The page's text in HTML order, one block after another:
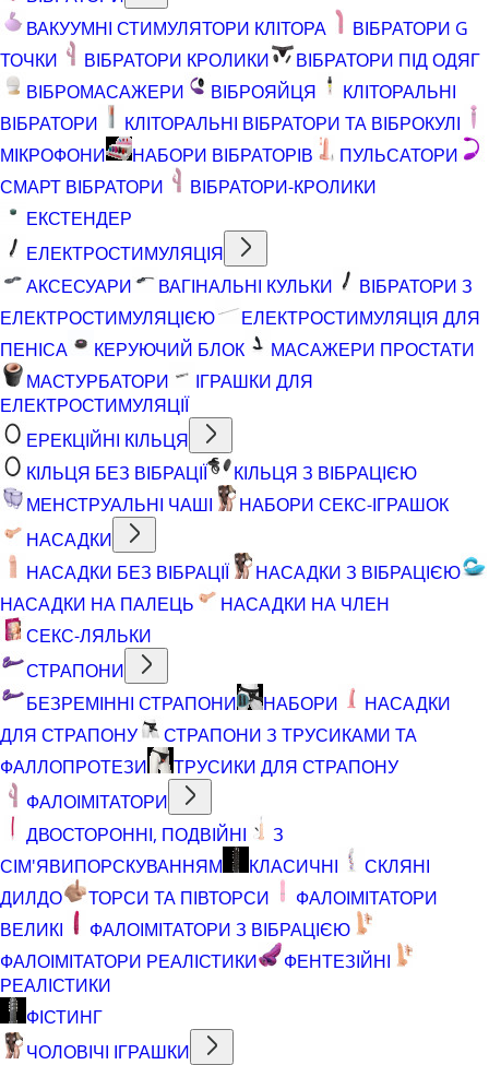
ВАКУУМНІ СТИМУЛЯТОРИ КЛІТОРА
ВІБРАТОРИ G
ТОЧКИ
ВІБРАТОРИ КРОЛИКИ
ВІБРАТОРИ ПІД ОДЯГ
ВІБРОМАСАЖЕРИ
ВІБРОЯЙЦЯ
КЛІТОРАЛЬНІ
ВІБРАТОРИ
КЛІТОРАЛЬНІ ВІБРАТОРИ ТА ВІБРОКУЛІ
МІКРОФОНИ
НАБОРИ ВІБРАТОРІВ
ПУЛЬСАТОРИ
СМАРТ ВІБРАТОРИ
ВІБРАТОРИ-КРОЛИКИ
ЕКСТЕНДЕР
ЕЛЕКТРОСТИМУЛЯЦІЯ
АКСЕСУАРИ
ВАГІНАЛЬНІ КУЛЬКИ
ВІБРАТОРИ З
ЕЛЕКТРОСТИМУЛЯЦІЄЮ
ЕЛЕКТРОСТИМУЛЯЦІЯ ДЛЯ
ПЕНІСА
КЕРУЮЧИЙ БЛОК
МАСАЖЕРИ ПРОСТАТИ
МАСТУРБАТОРИ
ІГРАШКИ ДЛЯ
ЕЛЕКТРОСТИМУЛЯЦІЇ
ЕРЕКЦІЙНІ КІЛЬЦЯ
КІЛЬЦЯ БЕЗ ВІБРАЦІЇ
КІЛЬЦЯ З ВІБРАЦІЄЮ
МЕНСТРУАЛЬНІ ЧАШІ
НАБОРИ СЕКС-ІГРАШОК
НАСАДКИ
НАСАДКИ БЕЗ ВІБРАЦІЇ
НАСАДКИ З ВІБРАЦІЄЮ
НАСАДКИ НА ПАЛЕЦЬ
НАСАДКИ НА ЧЛЕН
СЕКС-ЛЯЛЬКИ
СТРАПОНИ
БЕЗРЕМІННІ СТРАПОНИ
НАБОРИ
НАСАДКИ
ДЛЯ СТРАПОНУ
СТРАПОНИ З ТРУСИКАМИ ТА
ФАЛЛОПРОТЕЗИ
ТРУСИКИ ДЛЯ СТРАПОНУ
ФАЛОІМІТАТОРИ
ДВОСТОРОННІ, ПОДВІЙНІ
З
СІМ'ЯВИПОРСКУВАННЯМ
КЛАСИЧНІ
СКЛЯНІ
ДИЛДО
ТОРСИ ТА ПІВТОРСИ
ФАЛОІМІТАТОРИ
ВЕЛИКІ
ФАЛОІМІТАТОРИ З ВІБРАЦІЄЮ
ФАЛОІМІТАТОРИ РЕАЛІСТИКИ
ФЕНТЕЗІЙНІ
РЕАЛІСТИКИ
ФІСТИНГ
ЧОЛОВІЧІ ІГРАШКИ